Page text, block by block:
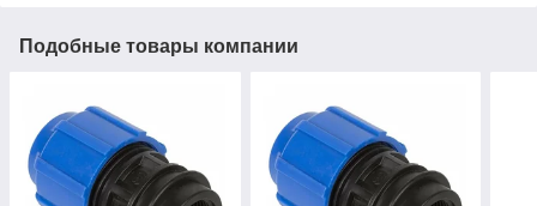
Подобные товары компании